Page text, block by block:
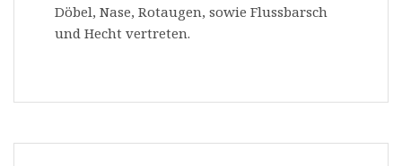
Döbel, Nase, Rotaugen, sowie Flussbarsch
und Hecht vertreten.